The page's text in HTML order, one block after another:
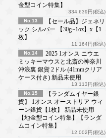
金型コイン特集】
334,639円(税込)
No.13
【セール品】ジェネリ
ック シルバー 【30g~1oz】x【1
枚】
11,164円(税込)
No.14
2025 1オンス ニウエ
ミッキーマウスと北斎の神奈川
沖浪裏 銀貨 2ドル (41mmクリア
ケース付き) 新品未使用
13,113円(税込)
No.15
【ランダムイヤー銀
貨】 1オンス オーストリア ウィ
ーン銀貨【1枚】 新品未使用
【地金型コイン特集】【ランダ
ムコイン特集】
12,002円(税込)